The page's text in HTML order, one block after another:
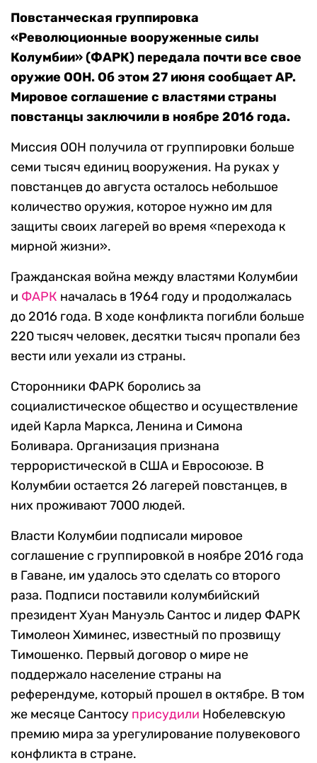
Повстанческая группировка
«Революционные вооруженные силы
Колумбии» (ФАРК) передала почти все свое
оружие ООН. Об этом 27 июня сообщает AP.
Мировое соглашение с властями страны
повстанцы заключили в ноябре 2016 года.
Миссия ООН получила от группировки больше
семи тысяч единиц вооружения. На руках у
повстанцев до августа осталось небольшое
количество оружия, которое нужно им для
защиты своих лагерей во время «перехода к
мирной жизни».
Гражданская война между властями Колумбии
и ФАРК началась в 1964 году и продолжалась
до 2016 года. В ходе конфликта погибли больше
220 тысяч человек, десятки тысяч пропали без
вести или уехали из страны.
Сторонники ФАРК боролись за
социалистическое общество и осуществление
идей Карла Маркса, Ленина и Симона
Боливара. Организация признана
террористической в США и Евросоюзе. В
Колумбии остается 26 лагерей повстанцев, в
них проживают 7000 людей.
Власти Колумбии подписали мировое
соглашение с группировкой в ноябре 2016 года
в Гаване, им удалось это сделать со второго
раза. Подписи поставили колумбийский
президент Хуан Мануэль Сантос и лидер ФАРК
Тимолеон Химинес, известный по прозвищу
Тимошенко. Первый договор о мире не
поддержало население страны на
референдуме, который прошел в октябре. В том
же месяце Сантосу присудили Нобелевскую
премию мира за урегулирование полувекового
конфликта в стране.